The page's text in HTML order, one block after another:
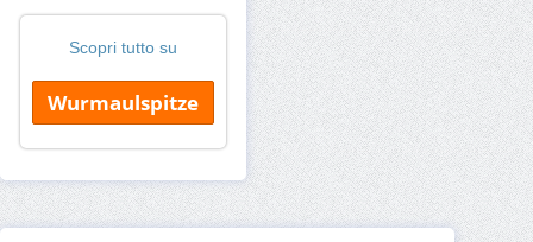
Scopri tutto su
Wurmaulspitze